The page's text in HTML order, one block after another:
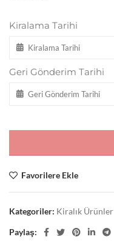
Kiralama Tarihi
Geri Gönderim Tarihi
Favorilere Ekle
Kategoriler: Kiralık Ürünler
Paylaş: